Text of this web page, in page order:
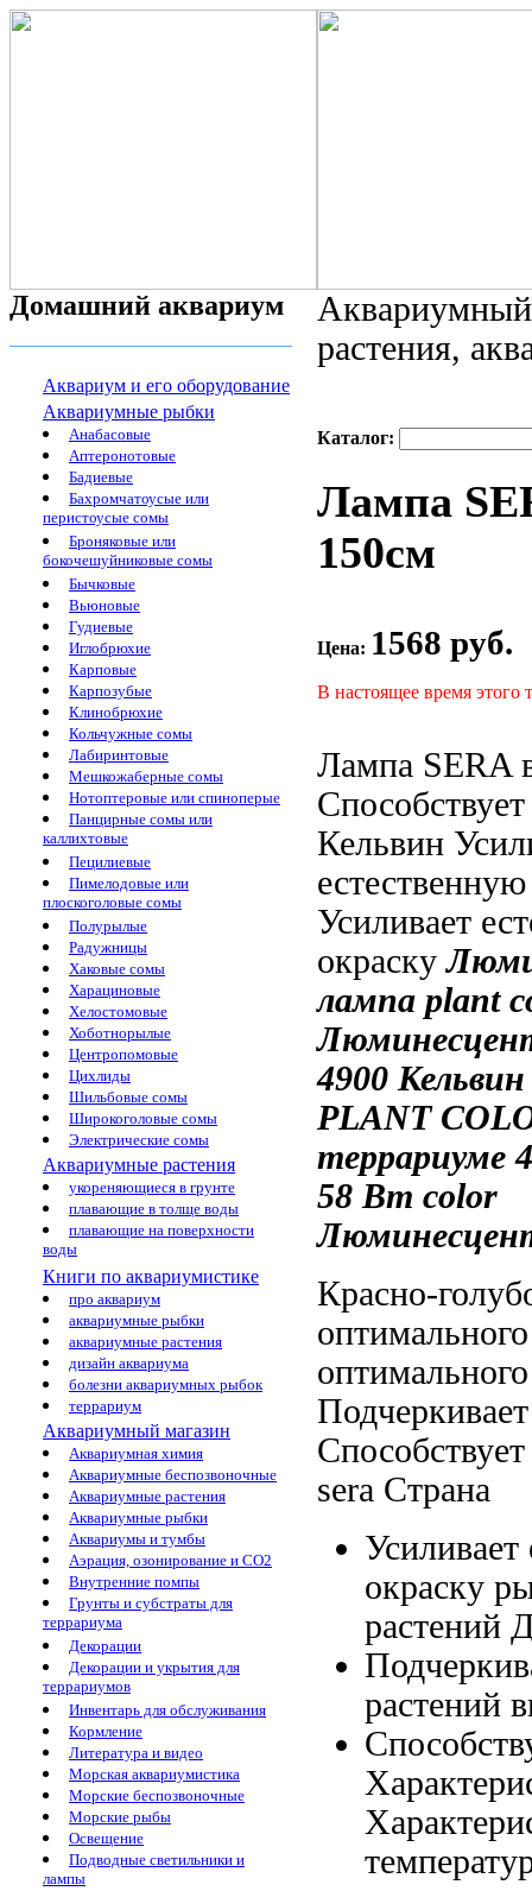
Домашний аквариум
Аквариум и его оборудование
Аквариумные рыбки
Анабасовые
Аптеронотовые
Бадиевые
Бахромчатоусые или
перистоусые сомы
Броняковые или
бокочешуйниковые сомы
Бычковые
Вьюновые
Гудиевые
Иглобрюхие
Карповые
Карпозубые
Клинобрюхие
Кольчужные сомы
Лабиринтовые
Мешкожаберные сомы
Нотоптеровые или спиноперые
Панцирные сомы или
каллихтовые
Пецилиевые
Пимелодовые или
плоскоголовые сомы
Полурылые
Радужницы
Хаковые сомы
Харациновые
Хелостомовые
Хоботнорылые
Центропомовые
Цихлиды
Шильбовые сомы
Широкоголовые сомы
Электрические сомы
Аквариумные растения
укореняющиеся в грунте
плавающие в толще воды
плавающие на поверхности
воды
Книги по аквариумистике
про аквариум
аквариумные рыбки
аквариумные растения
дизайн аквариума
болезни аквариумных рыбок
террариум
Аквариумный магазин
Аквариумная химия
Аквариумные беспозвоночные
Аквариумные растения
Аквариумные рыбки
Аквариумы и тумбы
Аэрация, озонирование и CO2
Внутренние помпы
Грунты и субстраты для
террариума
Декорации
Декорации и укрытия для
террариумов
Инвентарь для обслуживания
Кормление
Литература и видео
Морская аквариумистика
Морские беспозвоночные
Морские рыбы
Освещение
Подводные светильники и
лампы
растения,
Каталог:
Лампа
150см
Цена: 1568 руб.
В настоящее время этого
Лампа SERA
Способствует
Кельвин
естественную
Усиливает
окраску
лампа plant
4900
PLANT
террариуме
58 Вт color
Красно-
sera Страна
окраску
растений
растений